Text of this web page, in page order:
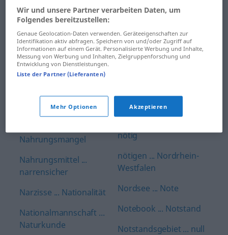
Nachspielzeit ...
Nachtportier
Nachtquartier ...
Nachwelt
nachwirken ...
nächtigen ... nässen
Nahrungsmangel
Nahrungsmittel ...
narrensicher
Narzisse ... Nationalität
Nationalmannschaft ...
Naturkunde
neun ... neutralisieren
Neutralität ... nichts
Nichtschwimmer ...
Niederkunft
niedrig ... Nimmersatt
nötig
nötigen ... Nordrhein-
Westfalen
Nordsee ... Note
Notebook ... Notstand
Notstandsgebiet ... null
Wir und unsere Partner verarbeiten Daten, um
Folgendes bereitzustellen:
Genaue Geolocation-Daten verwenden. Geräteeigenschaften zur
Identifikation aktiv abfragen. Speichern von und/oder Zugriff auf
Informationen auf einem Gerät. Personalisierte Werbung und Inhalte,
Messung von Werbung und Inhalten, Zielgruppenforschung und
Entwicklung von Dienstleistungen.
Liste der Partner (Lieferanten)
Mehr Optionen Akzeptieren